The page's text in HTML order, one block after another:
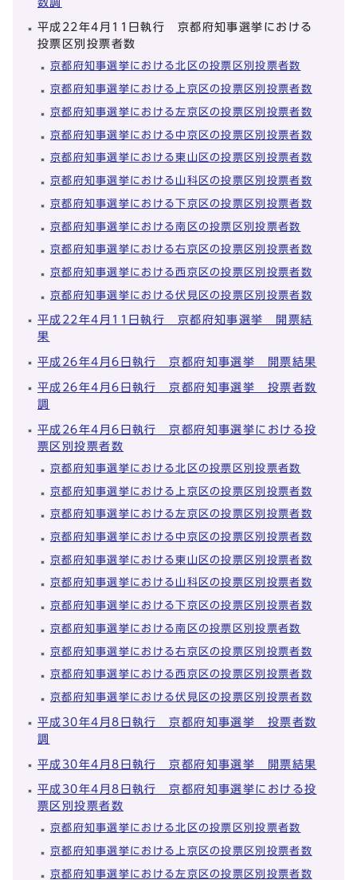
平成22年4月11日執行 京都府知事選挙における
投票区別投票者数
京都府知事選挙における北区の投票区別投票者数
京都府知事選挙における上京区の投票区別投票者数
京都府知事選挙における左京区の投票区別投票者数
京都府知事選挙における中京区の投票区別投票者数
京都府知事選挙における東山区の投票区別投票者数
京都府知事選挙における山科区の投票区別投票者数
京都府知事選挙における下京区の投票区別投票者数
京都府知事選挙における南区の投票区別投票者数
京都府知事選挙における右京区の投票区別投票者数
京都府知事選挙における西京区の投票区別投票者数
京都府知事選挙における伏見区の投票区別投票者数
平成22年4月11日執行 京都府知事選挙 開票結
果
平成26年4月6日執行 京都府知事選挙 開票結果
平成26年4月6日執行 京都府知事選挙 投票者数
調
平成26年4月6日執行 京都府知事選挙における投
票区別投票者数
京都府知事選挙における北区の投票区別投票者数
京都府知事選挙における上京区の投票区別投票者数
京都府知事選挙における左京区の投票区別投票者数
京都府知事選挙における中京区の投票区別投票者数
京都府知事選挙における東山区の投票区別投票者数
京都府知事選挙における山科区の投票区別投票者数
京都府知事選挙における下京区の投票区別投票者数
京都府知事選挙における南区の投票区別投票者数
京都府知事選挙における右京区の投票区別投票者数
京都府知事選挙における西京区の投票区別投票者数
京都府知事選挙における伏見区の投票区別投票者数
平成30年4月8日執行 京都府知事選挙 投票者数
調
平成30年4月8日執行 京都府知事選挙 開票結果
平成30年4月8日執行 京都府知事選挙における投
票区別投票者数
京都府知事選挙における北区の投票区別投票者数
京都府知事選挙における上京区の投票区別投票者数
京都府知事選挙における左京区の投票区別投票者数